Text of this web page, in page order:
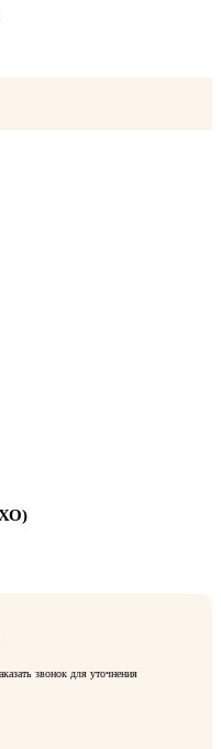
звонок для уточнения